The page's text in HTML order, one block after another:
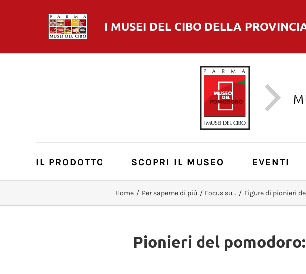
I MUSEI DEL CIBO DELLA
IL PRODOTTO SCOPRI IL MUSEO EVENTI
Pionieri del
Home / Per saperne di più / Focus su… / Figure di pionieri